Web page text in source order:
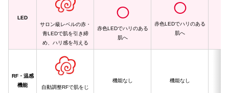
LED
サロン級レベルの赤・
青LEDで肌を引き締
め、ハリ感を与える
◯
赤色LEDでハリのある
肌へ
◯
赤色LEDでハリのある
肌へ
RF・温感
機能
自動調整RFで肌をじ
機能なし
機能なし